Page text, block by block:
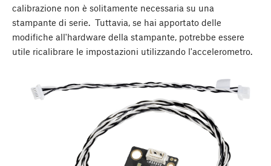
calibrazione non è solitamente necessaria su una
stampante di serie. Tuttavia, se hai apportato delle
modifiche all'hardware della stampante, potrebbe essere
utile ricalibrare le impostazioni utilizzando l'accelerometro.